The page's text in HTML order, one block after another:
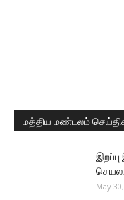
மத்திய மண்டலம்
May